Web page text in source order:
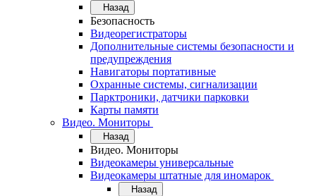
Назад
Безопасность
Видеорегистраторы
Дополнительные системы безопасности и
предупреждения
Навигаторы портативные
Охранные системы, сигнализации
Парктроники, датчики парковки
Карты памяти
Видео. Мониторы
Назад
Видео. Мониторы
Видеокамеры универсальные
Видеокамеры штатные для иномарок
Назад